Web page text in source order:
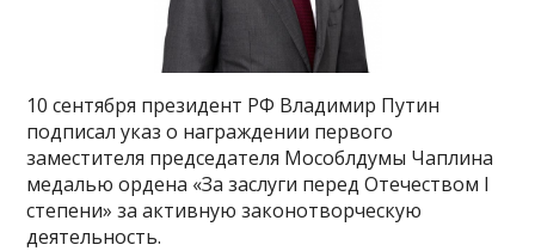
10 сентября президент РФ Владимир Путин
подписал указ о награждении первого
заместителя председателя Мособлдумы Чаплина
медалью ордена «За заслуги перед Отечеством I
степени» за активную законотворческую
деятельность.